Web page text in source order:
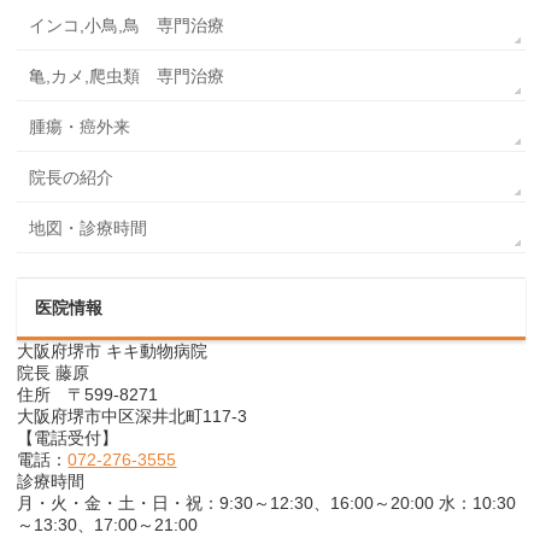
インコ,小鳥,鳥 専門治療
亀,カメ,爬虫類 専門治療
腫瘍・癌外来
院長の紹介
地図・診療時間
医院情報
大阪府堺市 キキ動物病院
院長 藤原
住所 〒599-8271
大阪府堺市中区深井北町117-3
【電話受付】
電話：072-276-3555
診療時間
月・火・金・土・日・祝：9:30～12:30、16:00～20:00 水：10:30
～13:30、17:00～21:00